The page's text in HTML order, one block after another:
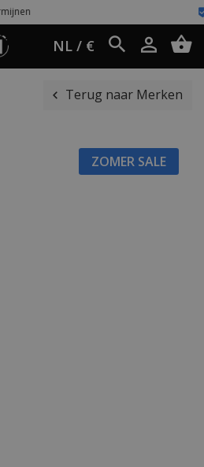
Eenvoudig retour
NL / €
Terug naar Merken
ZOMER SALE